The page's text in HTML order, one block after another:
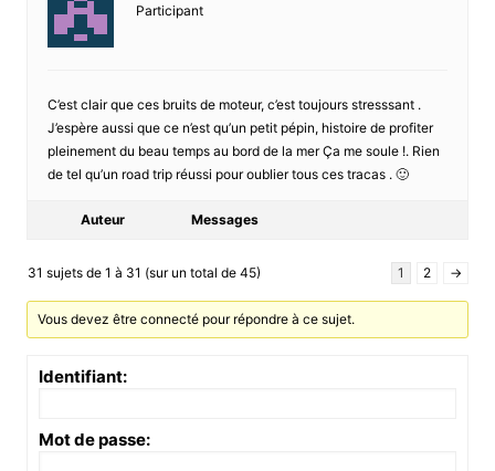
Participant
C’est clair que ces bruits de moteur, c’est toujours stresssant .
J’espère aussi que ce n’est qu’un petit pépin, histoire de profiter
pleinement du beau temps au bord de la mer Ça me soule !. Rien
de tel qu’un road trip réussi pour oublier tous ces tracas . 🙂
Auteur Messages
31 sujets de 1 à 31 (sur un total de 45) 1 2 →
Vous devez être connecté pour répondre à ce sujet.
Identifiant:
Mot de passe: